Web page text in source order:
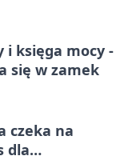
i księga mocy -
się w zamek
czeka na
dla